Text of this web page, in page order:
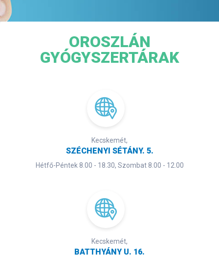
OROSZLÁN
GYÓGYSZERTÁRAK
Kecskemét,
SZÉCHENYI SÉTÁNY. 5.
Hétfő-Péntek 8.00 - 18.30, Szombat 8.00 - 12.00
Kecskemét,
BATTHYÁNY U. 16.